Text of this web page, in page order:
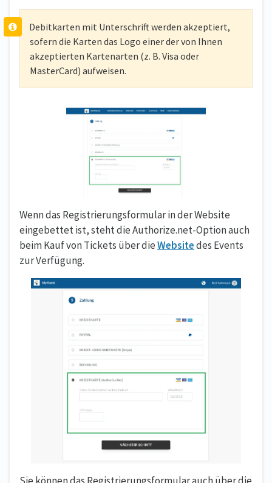
Debitkarten mit Unterschrift werden akzeptiert,
sofern die Karten das Logo einer der von Ihnen
akzeptierten Kartenarten (z. B. Visa oder
MasterCard) aufweisen.
Wenn das Registrierungsformular in der Website
eingebettet ist, steht die Authorize.net-Option auch
beim Kauf von Tickets über dieWebsitedes Events
zur Verfügung.